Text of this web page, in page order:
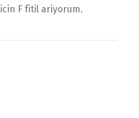
F fitil ariyorum.